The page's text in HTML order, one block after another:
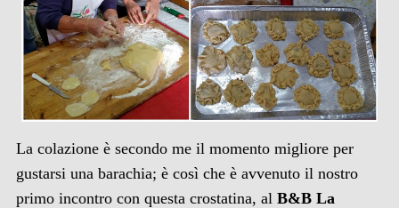
La colazione è secondo me il momento migliore per
gustarsi una barachia; è così che è avvenuto il nostro
primo incontro con questa crostatina, al B&B La